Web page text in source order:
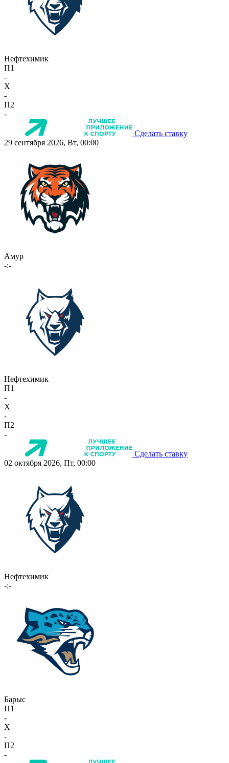
Нефтехимик
П1
-
X
-
П2
-
Сделать ставку
29 сентября 2026, Вт, 00:00
Амур
-:-
Нефтехимик
П1
-
X
-
П2
-
Сделать ставку
02 октября 2026, Пт, 00:00
Нефтехимик
-:-
Барыс
П1
-
X
-
П2
-